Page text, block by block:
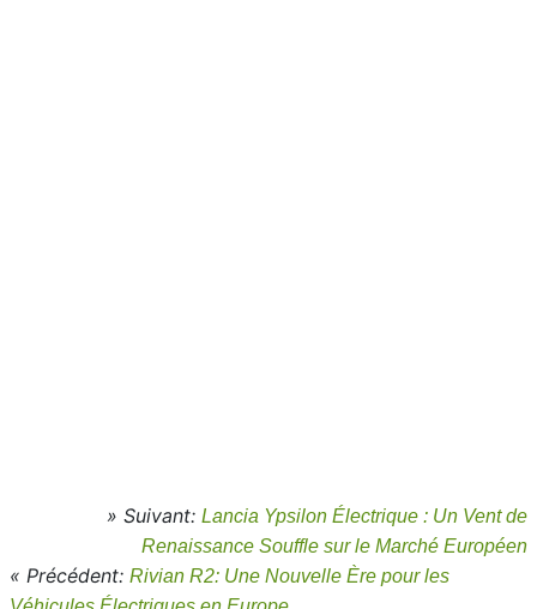
» Suivant: Lancia Ypsilon Électrique : Un Vent de
Renaissance Souffle sur le Marché Européen
« Précédent: Rivian R2: Une Nouvelle Ère pour les